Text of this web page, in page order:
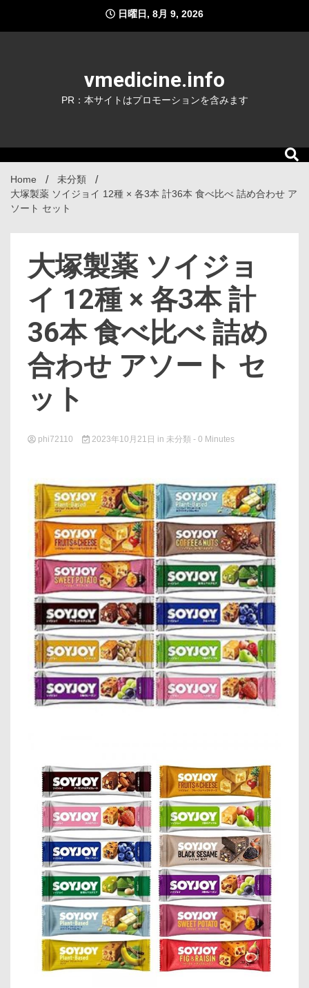
content
日曜日, 8月 9, 2026
vmedicine.info
PR：本サイトはプロモーションを含みます
Home
未分類
大塚製薬 ソイジョイ 12種 × 各3本 計36本 食べ比べ 詰め合わせ ア
ソート セット
大塚製薬 ソイジョ
イ 12種 × 各3本 計
36本 食べ比べ 詰め
合わせ アソート セ
ット
phi72110 2023年10月21日 in 未分類 - 0 Minutes